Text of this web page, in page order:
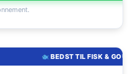
BEDST TIL FISK &